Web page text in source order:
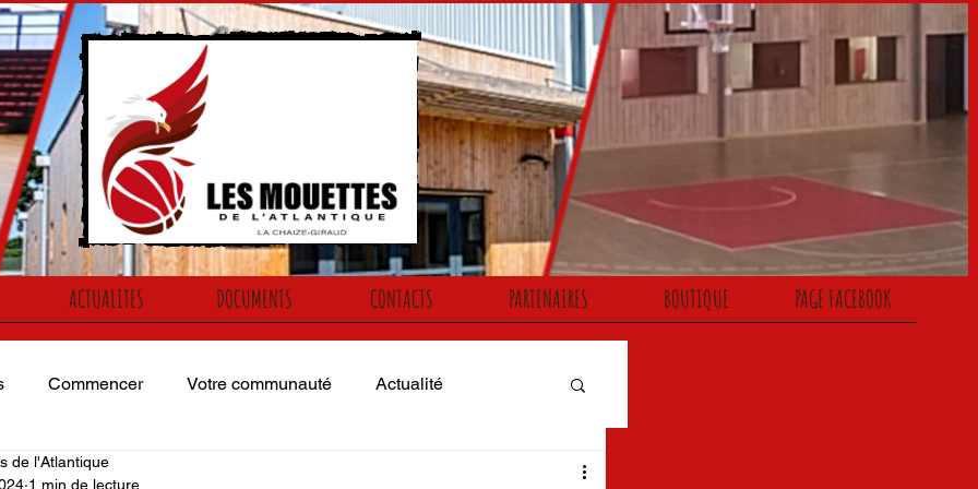
Commencer Votre communauté Actualité
de l'Atlantique
1 min de lecture
ACTUALITES DOCUMENTS CONTACTS PARTENAIRES BOUTIQUE PAGE FACEBOOK